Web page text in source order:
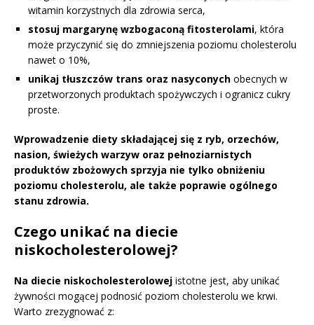
witamin korzystnych dla zdrowia serca,
stosuj margarynę wzbogaconą fitosterolami, która
może przyczynić się do zmniejszenia poziomu cholesterolu
nawet o 10%,
unikaj tłuszczów trans oraz nasyconych obecnych w
przetworzonych produktach spożywczych i ogranicz cukry
proste.
Wprowadzenie diety składającej się z ryb, orzechów,
nasion, świeżych warzyw oraz pełnoziarnistych
produktów zbożowych sprzyja nie tylko obniżeniu
poziomu cholesterolu, ale także poprawie ogólnego
stanu zdrowia.
Czego unikać na diecie
niskocholesterolowej?
Na diecie niskocholesterolowej istotne jest, aby unikać
żywności mogącej podnosić poziom cholesterolu we krwi.
Warto zrezygnować z: